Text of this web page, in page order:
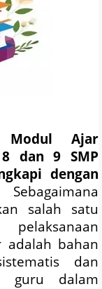
Modul Ajar
dan 9 SMP
dengan
Sebagaimana
salah satu
adalah bahan
dan
guru dalam